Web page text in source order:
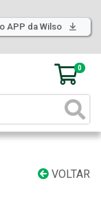
APP da Wilso
0
VOLTAR